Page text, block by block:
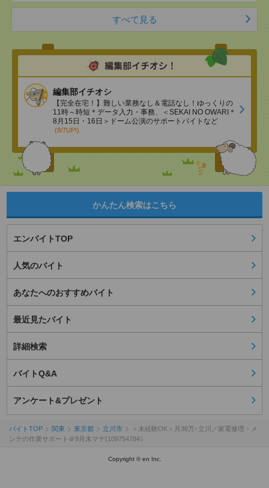
すべて見る
編集部イチオシ
【完全在宅！】難しい業務なし＆電話なし！ゆっくりの
11時～時短＊データ入力・事務、＜SEKAI NO OWARI＊
8月15日・16日＞ドーム公演のサポートバイトなど
(8/7UP!)
かんたん検索はこちら
エンバイトTOP
人気のバイト
あなたへのおすすめバイト
最近見たバイト
詳細検索
バイトQ&A
アンケート&プレゼント
バイトTOP 関東 東京都 立川市
＜未経験OK＞月38万↑立川／家電修理・メ
ンテの作業サポート＠9月末マデ(109754784）
Copyright © en Inc.